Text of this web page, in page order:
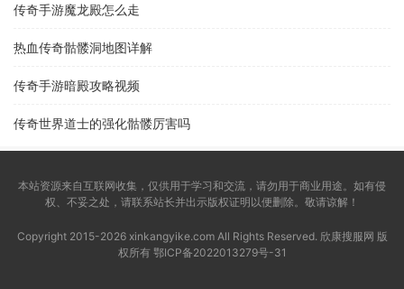
传奇手游魔龙殿怎么走
热血传奇骷髅洞地图详解
传奇手游暗殿攻略视频
传奇世界道士的强化骷髅厉害吗
本站资源来自互联网收集，仅供用于学习和交流，请勿用于商业用途。如有侵
权、不妥之处，请联系站长并出示版权证明以便删除。敬请谅解！
Copyright 2015-2026 xinkangyike.com All Rights Reserved. 欣康搜服网 版
权所有 鄂ICP备2022013279号-31